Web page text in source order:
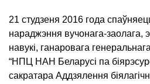
21 студзеня 2016 года
нараджэння вучонага-заолага,
навукі, ганаровага
“НПЦ НАН Беларусі па
сакратара Аддзялення